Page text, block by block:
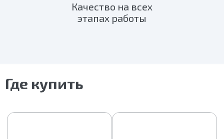
Качество на всех
этапах работы
Где купить